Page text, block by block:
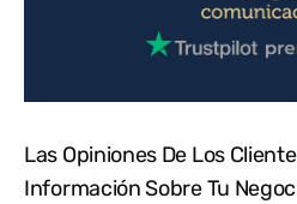
Las Opiniones De Los
Información Sobre Tu